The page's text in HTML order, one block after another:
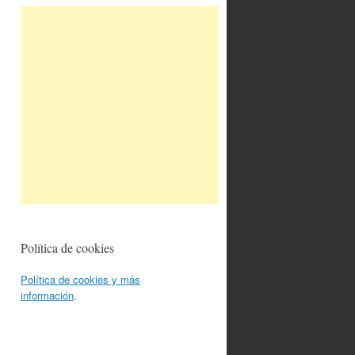
Política de cookies
Política de cookies y más
información.